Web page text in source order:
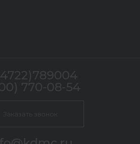
770-08-54
Заказать звонок